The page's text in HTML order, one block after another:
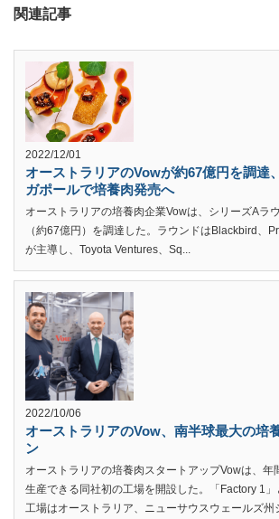
関連記事
2022/12/01
オーストラリアのVowが約67億円を調達
ガポールで培養肉発売へ
オーストラリアの培養肉企業Vowは、シリーズAラ
（約67億円）を調達した。ラウンドはBlackbird、
が主導し、Toyota Ventures、Sq...
2022/10/06
オーストラリアのVow、南半球最大の培
ン
オーストラリアの培養肉スタートアップVowは、年
生産できる同社初の工場を開設した。「Factory 1
工場はオーストラリア、ニューサウスウェールズ州